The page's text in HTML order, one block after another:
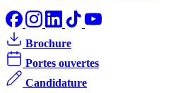
Brochure
Portes ouvertes
Candidature